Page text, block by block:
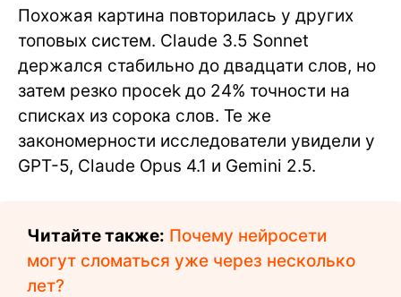
Похожая картина повторилась у других
топовых систем. Claude 3.5 Sonnet
держался стабильно до двадцати слов, но
затем резко просеk до 24% точности на
списках из сорока слов. Те же
закономерности исследователи увидели у
GPT-5, Claude Opus 4.1 и Gemini 2.5.
Читайте также: Почему нейросети
могут сломаться уже через несколько
лет?